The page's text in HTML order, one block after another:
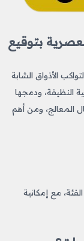
بتوقيع
الأذواق الشابة
النظيفة، ودمجها
المعالج، ومن أهم
2025 من هذه الفئة، مع إمكانية